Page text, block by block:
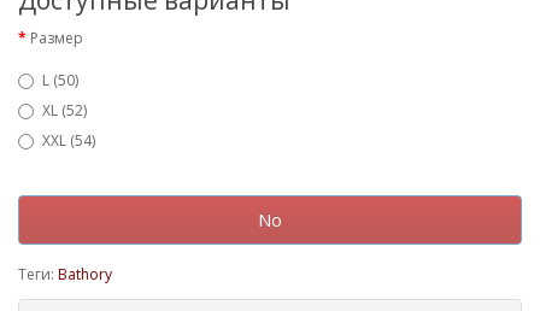
Размер
L (50)
XL (52)
XXL (54)
No
Теги: Bathory